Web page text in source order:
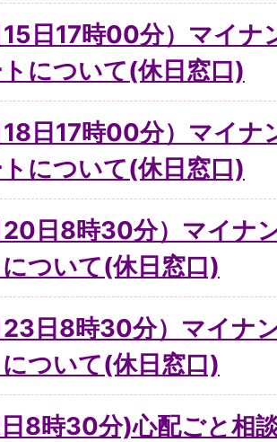
15日17時00分）マイ
について(休日窓口)
18日17時00分）マイ
について(休日窓口)
20日8時30分）マイナ
ついて(休日窓口)
23日8時30分）マイナ
ついて(休日窓口)
8時30分)心配ごと相